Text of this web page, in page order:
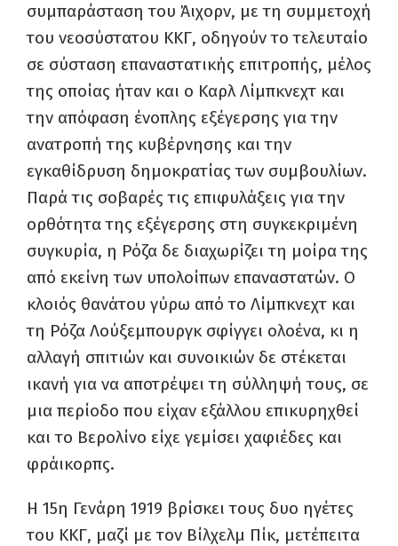
συμπαράσταση του Άιχορν, με τη συμμετοχή
του νεοσύστατου ΚΚΓ, οδηγούν το τελευταίο
σε σύσταση επαναστατικής επιτροπής, μέλος
της οποίας ήταν και ο Καρλ Λίμπκνεχτ και
την απόφαση ένοπλης εξέγερσης για την
ανατροπή της κυβέρνησης και την
εγκαθίδρυση δημοκρατίας των συμβουλίων.
Παρά τις σοβαρές τις επιφυλάξεις για την
ορθότητα της εξέγερσης στη συγκεκριμένη
συγκυρία, η Ρόζα δε διαχωρίζει τη μοίρα της
από εκείνη των υπολοίπων επαναστατών. Ο
κλοιός θανάτου γύρω από το Λίμπκνεχτ και
τη Ρόζα Λούξεμπουργκ σφίγγει ολοένα, κι η
αλλαγή σπιτιών και συνοικιών δε στέκεται
ικανή για να αποτρέψει τη σύλληψή τους, σε
μια περίοδο που είχαν εξάλλου επικυρηχθεί
και το Βερολίνο είχε γεμίσει χαφιέδες και
φράικορπς.
Η 15η Γενάρη 1919 βρίσκει τους δυο ηγέτες
του ΚΚΓ, μαζί με τον Βίλχελμ Πίκ, μετέπειτα